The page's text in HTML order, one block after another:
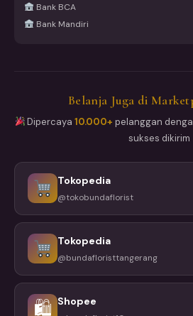
Bank BCA
Bank Mandiri
Belanja Juga di
Dipercaya10.000+ pelanggan
sukses dikirim
Tokopedia
@tokobundaflorist
Tokopedia
@bundafloristtangerang
🛍 Shopee